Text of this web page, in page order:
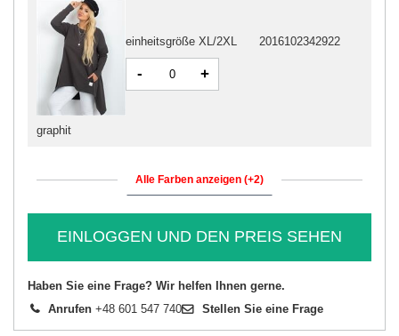
graphit
einheitsgröße XL/2XL 2016102342922
- +
Alle Farben anzeigen (+2)
EINLOGGEN UND DEN PREIS SEHEN
Haben Sie eine Frage? Wir helfen Ihnen gerne.
Anrufen +48 601 547 740 Stellen Sie eine Frage